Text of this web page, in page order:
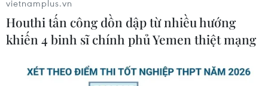
mang đến các tiết mục văn nghệ đặc sắc của
Hàn Quốc, tạo nên bầu không khí sôi động và đa
sắc màu.
vietnamplus.vn
Houthi tấn công dồn dập từ nhiều hướng
khiến 4 binh sĩ chính phủ Yemen thiệt mạng